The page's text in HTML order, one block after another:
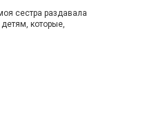
сестра раздавала
которые,